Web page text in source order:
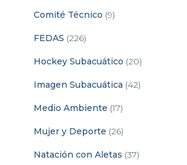
Comité Técnico (9)
FEDAS (226)
Hockey Subacuático (20)
Imagen Subacuática (42)
Medio Ambiente (17)
Mujer y Deporte (26)
Natación con Aletas (37)